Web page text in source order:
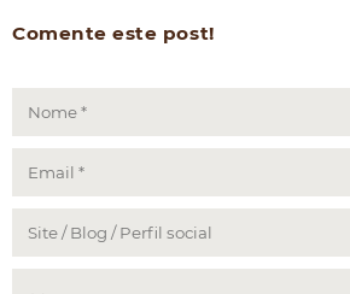
Comente este post!